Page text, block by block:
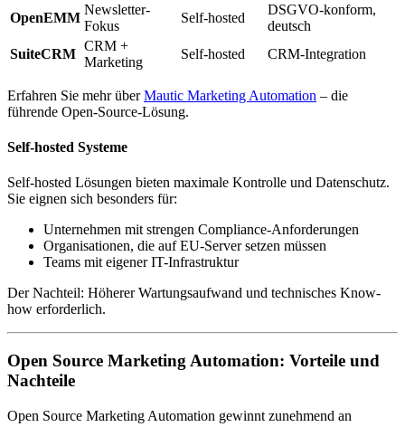
OpenEMM
Newsletter-
Fokus
Self-hosted
DSGVO-konform,
deutsch
SuiteCRM
CRM +
Marketing
Self-hosted CRM-Integration
Erfahren Sie mehr überMautic Marketing Automation – die
führende Open-Source-Lösung.
Self-hosted Systeme
Self-hosted Lösungen bieten maximale Kontrolle und Datenschutz.
Sie eignen sich besonders für:
Unternehmen mit strengen Compliance-Anforderungen
Organisationen, die auf EU-Server setzen müssen
Teams mit eigener IT-Infrastruktur
Der Nachteil: Höherer Wartungsaufwand und technisches Know-
how erforderlich.
Open Source Marketing Automation: Vorteile und
Nachteile
Open Source Marketing Automation gewinnt zunehmend an